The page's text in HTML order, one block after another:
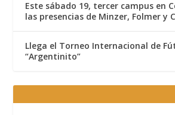
Este sábado 19, tercer campus en
las presencias de Minzer, Folmer y
Llega el Torneo Internacional de
“Argentinito”